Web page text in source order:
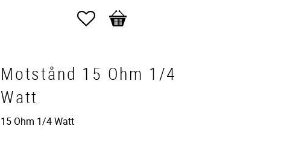
Favoriter
Kundvagn
Motstånd 15 Ohm 1/4
Watt
15 Ohm 1/4 Watt